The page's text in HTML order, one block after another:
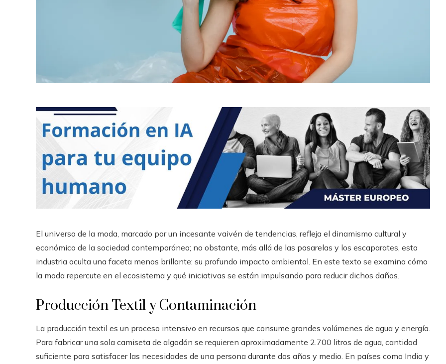
El universo de la moda, marcado por un incesante vaivén de tendencias, refleja el dinamismo cultural y
económico de la sociedad contemporánea; no obstante, más allá de las pasarelas y los escaparates, esta
industria oculta una faceta menos brillante: su profundo impacto ambiental. En este texto se examina cómo
la moda repercute en el ecosistema y qué iniciativas se están impulsando para reducir dichos daños.
Producción Textil y Contaminación
La producción textil es un proceso intensivo en recursos que consume grandes volúmenes de agua y energía.
Para fabricar una sola camiseta de algodón se requieren aproximadamente 2.700 litros de agua, cantidad
suficiente para satisfacer las necesidades de una persona durante dos años y medio. En países como India y